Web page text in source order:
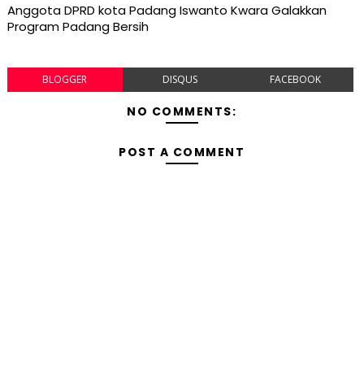
Anggota DPRD kota Padang Iswanto Kwara Galakkan
Program Padang Bersih
BLOGGER DISQUS FACEBOOK
NO COMMENTS:
POST A COMMENT